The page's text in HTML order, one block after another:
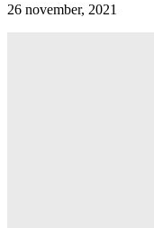
26 november, 2021